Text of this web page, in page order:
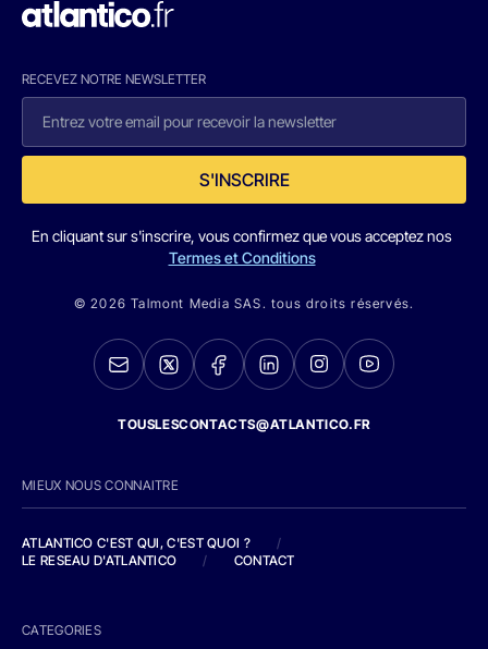
RECEVEZ NOTRE NEWSLETTER
S'INSCRIRE
En cliquant sur s'inscrire, vous confirmez que vous acceptez nos
Termes et Conditions
© 2026 Talmont Media SAS. tous droits réservés.
TOUSLESCONTACTS@ATLANTICO.FR
MIEUX NOUS CONNAITRE
ATLANTICO C'EST QUI, C'EST QUOI ?
/
LE RESEAU D'ATLANTICO
/ CONTACT
CATEGORIES